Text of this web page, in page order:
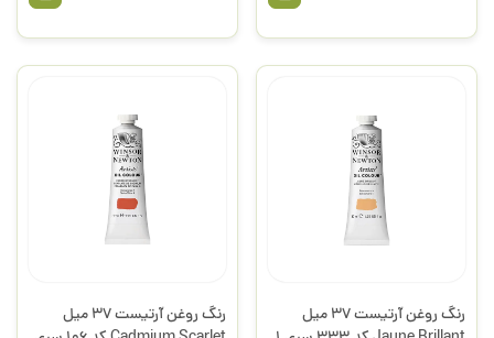
رنگ روغن آرتیست 37 میل
رنگ روغن آرتیست 37 میل